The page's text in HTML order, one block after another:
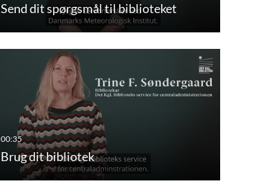
Send dit spørgsmål til biblioteket
Brug dit bibliotek